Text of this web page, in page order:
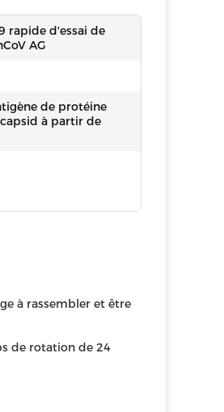
rapide d'essai de
AG
de protéine
à partir de
à rassembler et être
de rotation de 24